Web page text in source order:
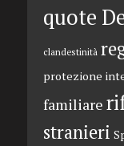
quote
clandestinità
protezione
familiare
stranieri